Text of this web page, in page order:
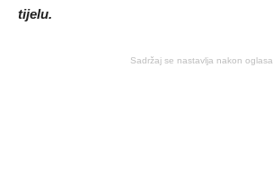
tijelu.
Sadržaj se nastavlja nakon oglasa